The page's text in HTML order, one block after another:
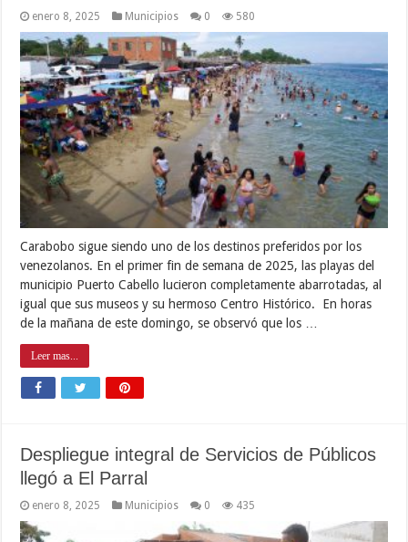
enero 8, 2025 Municipios 0 580
Carabobo sigue siendo uno de los destinos preferidos por los
venezolanos. En el primer fin de semana de 2025, las playas del
municipio Puerto Cabello lucieron completamente abarrotadas, al
igual que sus museos y su hermoso Centro Histórico. En horas
de la mañana de este domingo, se observó que los …
Leer mas...
Despliegue integral de Servicios de Públicos
llegó a El Parral
enero 8, 2025 Municipios 0 435